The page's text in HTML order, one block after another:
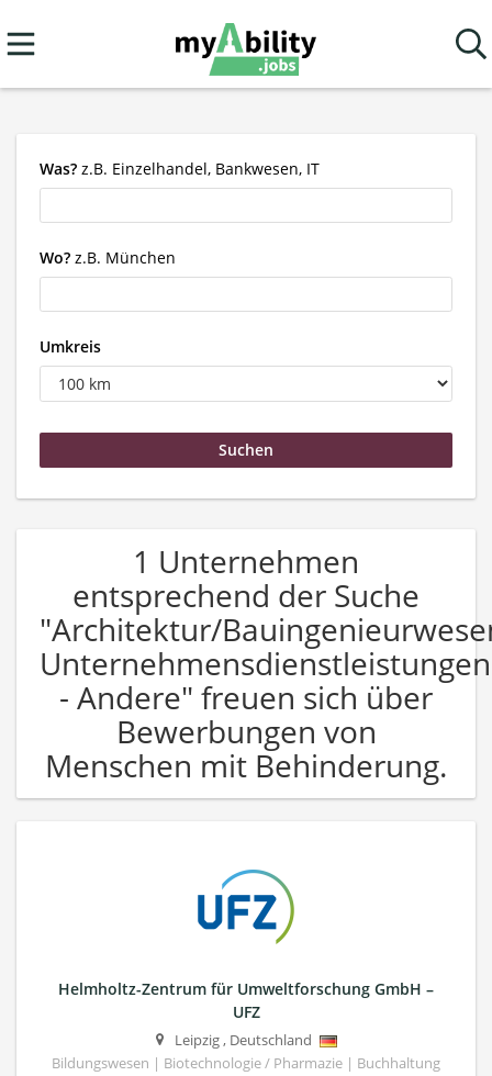
Was? z.B. Einzelhandel, Bankwesen, IT
Wo? z.B. München
Umkreis
1 Unternehmen
entsprechend der Suche
"Architektur/
Unternehmensdienstleistungen
- Andere" freuen sich über
Bewerbungen von
Menschen mit Behinderung.
Helmholtz-Zentrum für Umweltforschung GmbH –
UFZ
Leipzig, Deutschland
Bildungswesen | Biotechnologie / Pharmazie | Buchhaltung